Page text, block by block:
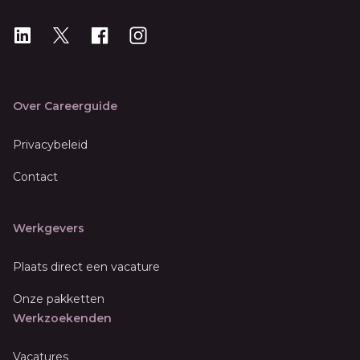
LinkedIn
X Instagram
Over Careerguide
Privacybeleid
Contact
Werkgevers
Plaats direct een vacature
Onze pakketten
Werkzoekenden
Vacatures